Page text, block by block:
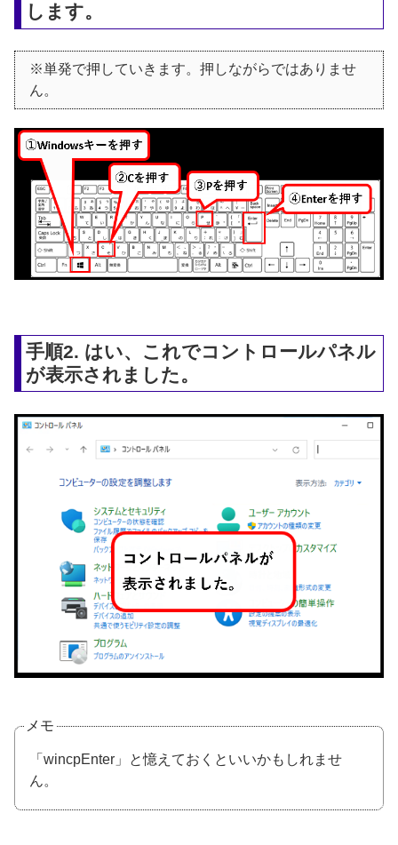
します。
※単発で押していきます。押しながらではありませ
ん。
手順2. はい、これでコントロールパネル
が表示されました。
メモ
「wincpEnter」と憶えておくといいかもしれませ
ん。